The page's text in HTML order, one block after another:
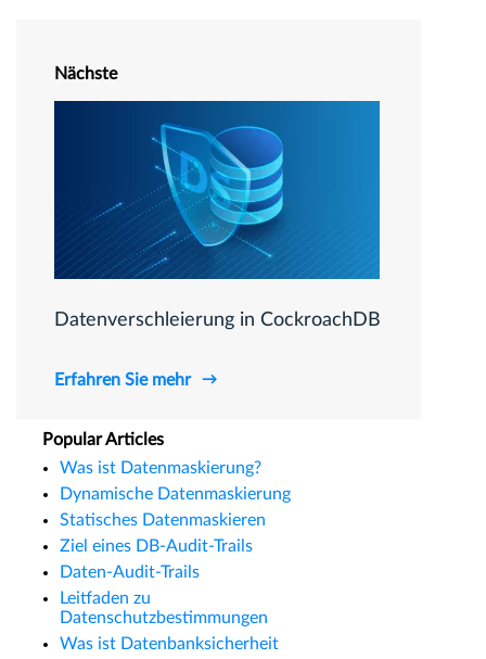
Nächste
Datenverschleierung in CockroachDB
Erfahren Sie mehr
Popular Articles
Was ist Datenmaskierung?
Dynamische Datenmaskierung
Statisches Datenmaskieren
Ziel eines DB-Audit-Trails
Daten-Audit-Trails
Leitfaden zu
Datenschutzbestimmungen
Was ist Datenbanksicherheit